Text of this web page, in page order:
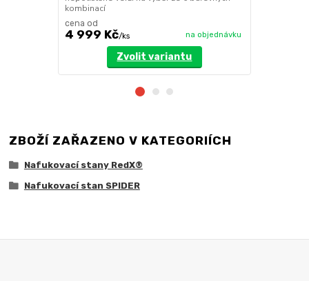
kombinací
cena od
4 999 Kč/ks na objednávku
Zvolit variantu
ZBOŽÍ ZAŘAZENO V KATEGORIÍCH
Nafukovací stany RedX®
Nafukovací stan SPIDER